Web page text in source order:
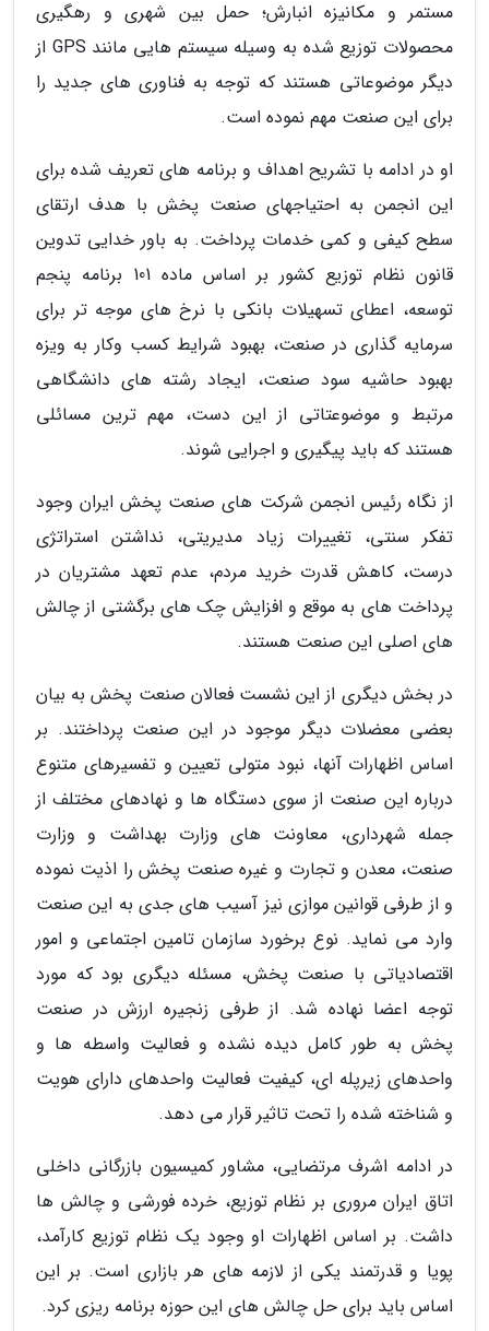
مستمر و مکانیزه انبارش؛ حمل بین شهری و رهگیری
محصولات توزیع شده به وسیله سیستم هایی مانند GPS از
دیگر موضوعاتی هستند که توجه به فناوری های جدید را
برای این صنعت مهم نموده است.
او در ادامه با تشریح اهداف و برنامه های تعریف شده برای
این انجمن به احتیاجهای صنعت پخش با هدف ارتقای
سطح کیفی و کمی خدمات پرداخت. به باور خدایی تدوین
قانون نظام توزیع کشور بر اساس ماده 101 برنامه پنجم
توسعه، اعطای تسهیلات بانکی با نرخ های موجه تر برای
سرمایه گذاری در صنعت، بهبود شرایط کسب وکار به ویزه
بهبود حاشیه سود صنعت، ایجاد رشته های دانشگاهی
مرتبط و موضوعتاتی از این دست، مهم ترین مسائلی
هستند که باید پیگیری و اجرایی شوند.
از نگاه رئیس انجمن شرکت های صنعت پخش ایران وجود
تفکر سنتی، تغییرات زیاد مدیریتی، نداشتن استراتژی
درست، کاهش قدرت خرید مردم، عدم تعهد مشتریان در
پرداخت های به موقع و افزایش چک های برگشتی از چالش
های اصلی این صنعت هستند.
در بخش دیگری از این نشست فعالان صنعت پخش به بیان
بعضی معضلات دیگر موجود در این صنعت پرداختند. بر
اساس اظهارات آنها، نبود متولی تعیین و تفسیرهای متنوع
درباره این صنعت از سوی دستگاه ها و نهادهای مختلف از
جمله شهرداری، معاونت های وزارت بهداشت و وزارت
صنعت، معدن و تجارت و غیره صنعت پخش را اذیت نموده
و از طرفی قوانین موازی نیز آسیب های جدی به این صنعت
وارد می نماید. نوع برخورد سازمان تامین اجتماعی و امور
اقتصادیاتی با صنعت پخش، مسئله دیگری بود که مورد
توجه اعضا نهاده شد. از طرفی زنجیره ارزش در صنعت
پخش به طور کامل دیده نشده و فعالیت واسطه ها و
واحدهای زیرپله ای، کیفیت فعالیت واحدهای دارای هویت
و شناخته شده را تحت تاثیر قرار می دهد.
در ادامه اشرف مرتضایی، مشاور کمیسیون بازرگانی داخلی
اتاق ایران مروری بر نظام توزیع، خرده فورشی و چالش ها
داشت. بر اساس اظهارات او وجود یک نظام توزیع کارآمد،
پویا و قدرتمند یکی از لازمه های هر بازاری است. بر این
اساس باید برای حل چالش های این حوزه برنامه ریزی کرد.